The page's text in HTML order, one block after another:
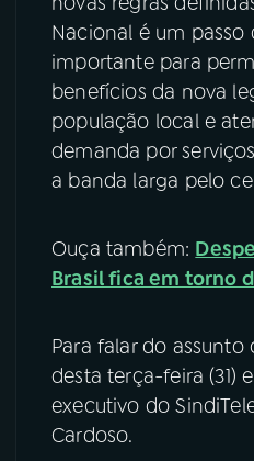
YouTube
Instagram
TikTok
Nacional é um passo
importante para
benefícios da nova
população local e
demanda por
a banda larga pelo
Ouça também:
Brasil fica em torno
Para falar do assunto
desta terça-feira (31)
executivo do
Cardoso.